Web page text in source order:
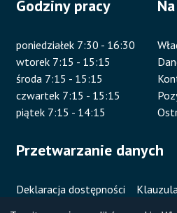
Godziny pracy
poniedziałek 7:30 - 16:30
wtorek 7:15 - 15:15
środa 7:15 - 15:15
czwartek 7:15 - 15:15
piątek 7:15 - 14:15
Przetwarzanie danych
Deklaracja dostępności